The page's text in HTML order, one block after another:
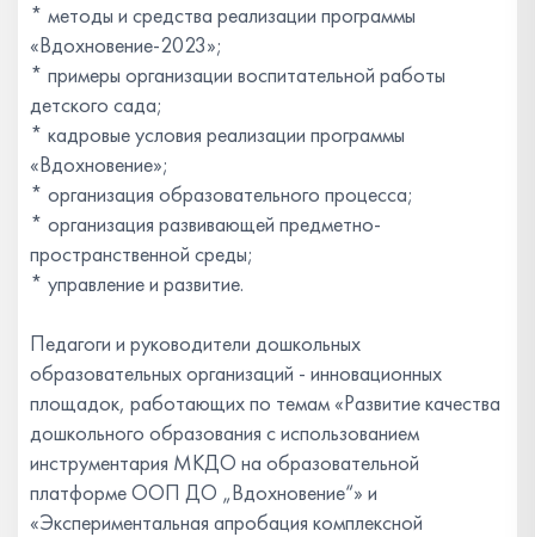
* методы и средства реализации программы
«Вдохновение-2023»;
* примеры организации воспитательной работы
детского сада;
* кадровые условия реализации программы
«Вдохновение»;
* организация образовательного процесса;
* организация развивающей предметно-
пространственной среды;
* управление и развитие.
Педагоги и руководители дошкольных
образовательных организаций - инновационных
площадок, работающих по темам «Развитие качества
дошкольного образования с использованием
инструментария МКДО на образовательной
платформе ООП ДО „Вдохновение“» и
«Экспериментальная апробация комплексной